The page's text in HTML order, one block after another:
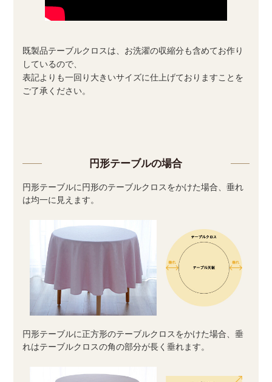
既製品テーブルクロスは、お洗濯の収縮分も含めてお作り
しているので、
表記よりも一回り大きいサイズに仕上げておりますことを
ご了承ください。
円形テーブルの場合
円形テーブルに円形のテーブルクロスをかけた場合、垂れ
は均一に見えます。
円形テーブルに正方形のテーブルクロスをかけた場合、垂
れはテーブルクロスの角の部分が長く垂れます。